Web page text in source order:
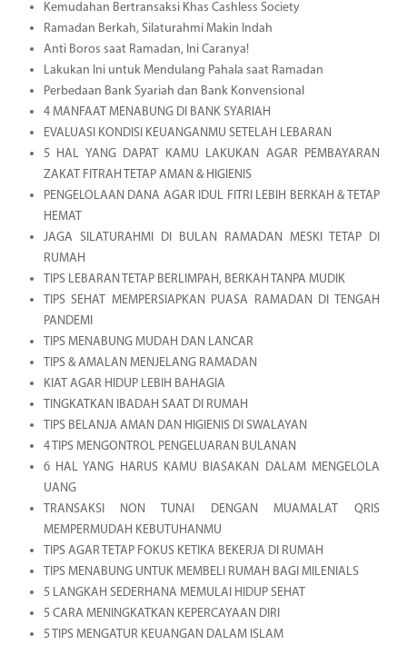
Kemudahan Bertransaksi Khas Cashless Society
Ramadan Berkah, Silaturahmi Makin Indah
Anti Boros saat Ramadan, Ini Caranya!
Lakukan Ini untuk Mendulang Pahala saat Ramadan
Perbedaan Bank Syariah dan Bank Konvensional
4 MANFAAT MENABUNG DI BANK SYARIAH
EVALUASI KONDISI KEUANGANMU SETELAH LEBARAN
5 HAL YANG DAPAT KAMU LAKUKAN AGAR PEMBAYARAN
ZAKAT FITRAH TETAP AMAN & HIGIENIS
PENGELOLAAN DANA AGAR IDUL FITRI LEBIH BERKAH & TETAP
HEMAT
JAGA SILATURAHMI DI BULAN RAMADAN MESKI TETAP DI
RUMAH
TIPS LEBARAN TETAP BERLIMPAH, BERKAH TANPA MUDIK
TIPS SEHAT MEMPERSIAPKAN PUASA RAMADAN DI TENGAH
PANDEMI
TIPS MENABUNG MUDAH DAN LANCAR
TIPS & AMALAN MENJELANG RAMADAN
KIAT AGAR HIDUP LEBIH BAHAGIA
TINGKATKAN IBADAH SAAT DI RUMAH
TIPS BELANJA AMAN DAN HIGIENIS DI SWALAYAN
4 TIPS MENGONTROL PENGELUARAN BULANAN
6 HAL YANG HARUS KAMU BIASAKAN DALAM MENGELOLA
UANG
TRANSAKSI NON TUNAI DENGAN MUAMALAT QRIS
MEMPERMUDAH KEBUTUHANMU
TIPS AGAR TETAP FOKUS KETIKA BEKERJA DI RUMAH
TIPS MENABUNG UNTUK MEMBELI RUMAH BAGI MILENIALS
5 LANGKAH SEDERHANA MEMULAI HIDUP SEHAT
5 CARA MENINGKATKAN KEPERCAYAAN DIRI
5 TIPS MENGATUR KEUANGAN DALAM ISLAM